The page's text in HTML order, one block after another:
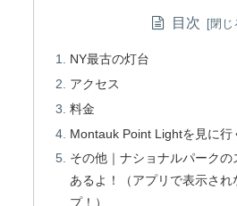
目次
NY最古の灯台
アクセス
料金
Montauk Point Lightを見に行
その他｜ナショナルパークの
あるよ！（アプリで表示され
プ！）